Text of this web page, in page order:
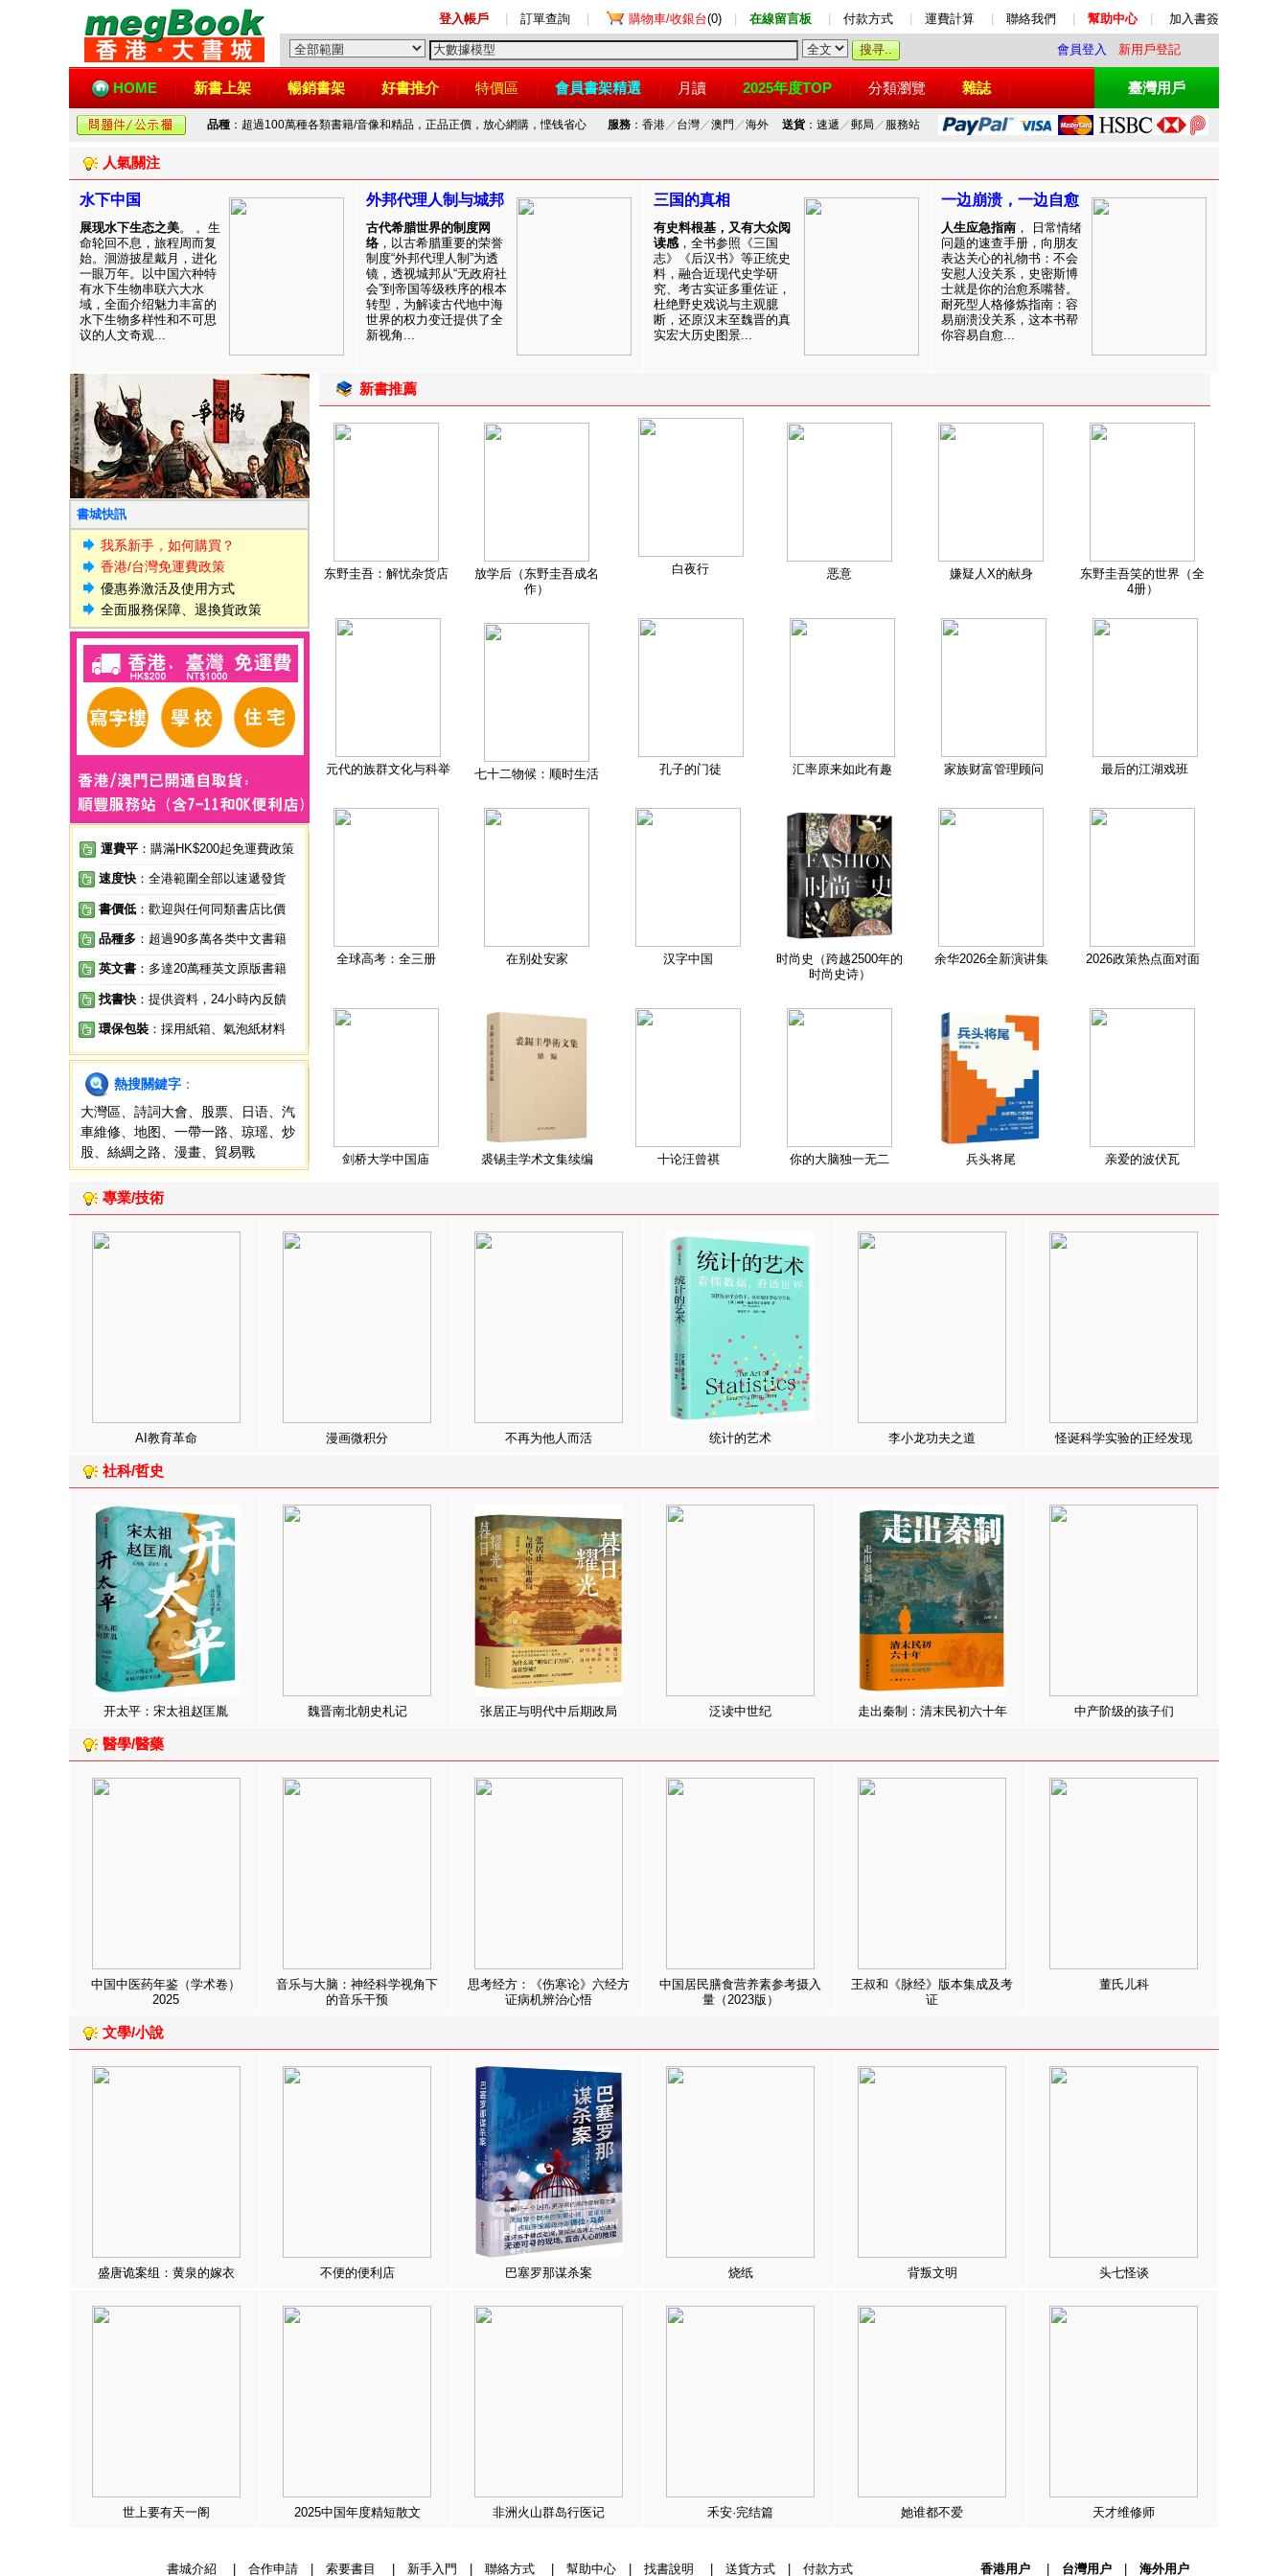
登入帳戶 訂單查詢 購物車/收銀台(0) 在線留言板 付款方式 運費計算 聯絡我們 幫助中心 加入書簽
會員登入 新用戶登記
HOME 新書上架 暢銷書架 好書推介 特價區 會員書架精選 月讀 2025年度TOP 分類瀏覽 雜誌 臺灣用戶
品種 ：超過100萬種各類書籍/音像和精品，正品正價，放心網購，悭钱省心 服務：香港／ 台灣／澳門 ／海外 送貨：速遞 ／郵局 ／ 服務站
人氣關注
水下中国
展现水下生态之美。 。生
命轮回不息，旅程周而复
始。洄游披星戴月，进化
一眼万年。以中国六种特
有水下生物串联六大水
域，全面介绍魅力丰富的
水下生物多样性和不可思
议的人文奇观...
外邦代理人制与城邦
古代希腊世界的制度网
络 ，以古希腊重要的荣誉
制度“外邦代理人制”为透
镜，透视城邦从“无政府社
会”到帝国等级秩序的根本
转型，为解读古代地中海
世界的权力变迁提供了全
新视角...
三国的真相
有史料根基，又有大众阅
读感 ，全书参照《三国
志》《后汉书》等正统史
料，融合近现代史学研
究、考古实证多重佐证，
杜绝野史戏说与主观臆
断，还原汉末至魏晋的真
实宏大历史图景...
一边崩溃，一边自愈
人生应急指南 ， 日常情绪
问题的速查手册，向朋友
表达关心的礼物书：不会
安慰人没关系，史密斯博
士就是你的治愈系嘴替。
耐死型人格修炼指南：容
易崩溃没关系，这本书帮
你容易自愈...
書城快訊
我系新手，如何購買？
香港/台灣免運費政策
優惠券激活及使用方式
全面服務保障、退換貨政策
運費平 ：購滿HK$200起免運費政策
速度快 ：全港範圍全部以速遞發貨
書價低 ：歡迎與任何同類書店比價
品種多 ：超過90多萬各类中文書籍
英文書 ：多達20萬種英文原版書籍
找書快 ：提供資料，24小時內反饋
環保包裝 ：採用紙箱、氣泡紙材料
熱搜關鍵字 ：
大灣區
詩詞大會 股票 日语
汽
車維修
地图 一帶一路 琼瑶
炒
股
絲綢之路 漫畫 貿易戰
新書推薦
东野圭吾：解忧杂货店
放学后（东野圭吾成名
作）
白夜行 恶意 嫌疑人X的献身
东野圭吾笑的世界（全
4册）
元代的族群文化与科举 七十二物候：顺时生活 孔子的门徒 汇率原来如此有趣 家族财富管理顾问 最后的江湖戏班
全球高考：全三册 在别处安家 汉字中国
时尚史（跨越2500年的
时尚史诗）
余华2026全新演讲集 2026政策热点面对面
剑桥大学中国庙 裘锡圭学术文集续编 十论汪曾祺 你的大脑独一无二 兵头将尾 亲爱的波伏瓦
專業/技術
AI教育革命 漫画微积分 不再为他人而活 统计的艺术 李小龙功夫之道 怪诞科学实验的正经发现
社科/哲史
开太平：宋太祖赵匡胤 魏晋南北朝史札记 张居正与明代中后期政局 泛读中世纪 走出秦制：清末民初六十年 中产阶级的孩子们
醫學/醫藥
中国中医药年鉴（学术卷）
2025
音乐与大脑：神经科学视角下
的音乐干预
思考经方：《伤寒论》六经方
证病机辨治心悟
中国居民膳食营养素参考摄入
量（2023版）
王叔和《脉经》版本集成及考
证
董氏儿科
文學/小說
盛唐诡案组：黄泉的嫁衣 不便的便利店 巴塞罗那谋杀案 烧纸 背叛文明 头七怪谈
世上要有天一阁 2025中国年度精短散文 非洲火山群岛行医记 禾安·完结篇 她谁都不爱 天才维修师
書城介紹 合作申請| 索要書目 新手入門 聯絡方式| 幫助中心| 找書說明 送貨方式| 付款方式 香港用户| 台灣用户| 海外用户